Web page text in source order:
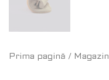
Prima pagină / Magazin